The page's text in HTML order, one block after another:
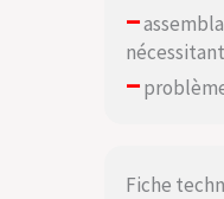
–
–
Fiche